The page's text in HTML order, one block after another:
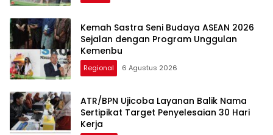
Kemah Sastra Seni Budaya ASEAN 2026
Sejalan dengan Program Unggulan
Kemenbu
Regional 6 Agustus 2026
ATR/BPN Ujicoba Layanan Balik Nama
Sertipikat Target Penyelesaian 30 Hari
Kerja